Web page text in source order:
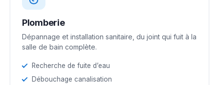
Plomberie
Dépannage et installation sanitaire, du joint qui fuit à la
salle de bain complète.
Recherche de fuite d’eau
Débouchage canalisation